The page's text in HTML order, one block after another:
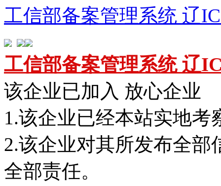
工信部备案管理系统 辽
工信部备案管理系统 辽
该企业已加入 放心企业
1.该企业已经本站实地考
2.该企业对其所发布全
全部责任。